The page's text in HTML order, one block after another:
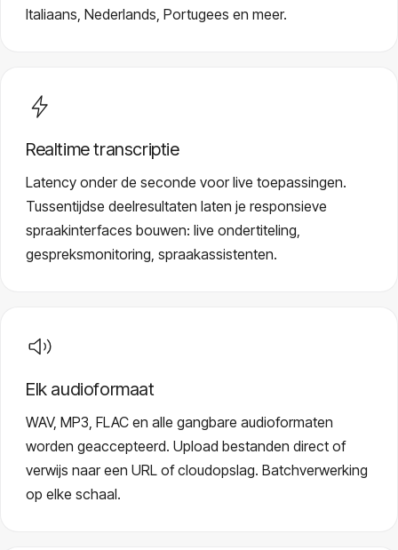
Italiaans, Nederlands, Portugees en meer.
Realtime transcriptie
Latency onder de seconde voor live toepassingen.
Tussentijdse deelresultaten laten je responsieve
spraakinterfaces bouwen: live ondertiteling,
gespreksmonitoring, spraakassistenten.
Elk audioformaat
WAV, MP3, FLAC en alle gangbare audioformaten
worden geaccepteerd. Upload bestanden direct of
verwijs naar een URL of cloudopslag. Batchverwerking
op elke schaal.